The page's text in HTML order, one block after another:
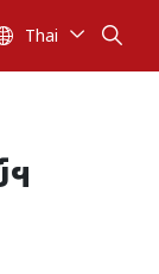
Thai